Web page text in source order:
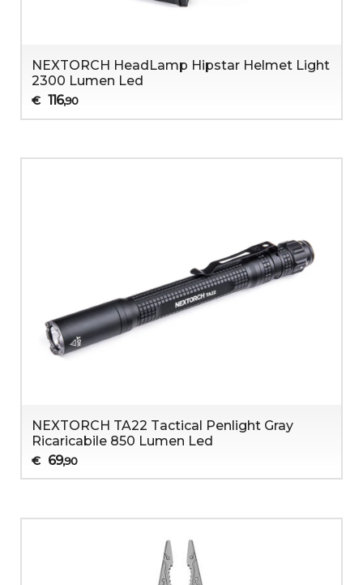
NEXTORCH HeadLamp Hipstar Helmet Light
2300 Lumen Led
€ 116,90
NEXTORCH TA22 Tactical Penlight Gray
Ricaricabile 850 Lumen Led
€ 69,90